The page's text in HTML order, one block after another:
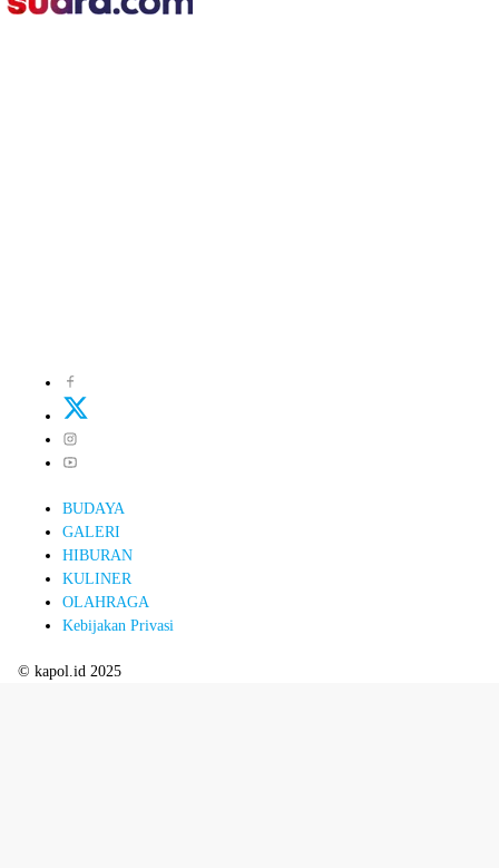
BUDAYA
GALERI
HIBURAN
KULINER
OLAHRAGA
Kebijakan Privasi
© kapol.id 2025